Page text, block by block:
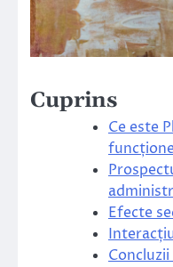
Cuprins
Ce este
Efecte